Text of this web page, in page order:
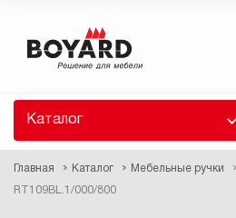
Каталог
Главная Каталог Мебельные ручки
RT109BL.1/000/800
Восстановление пароля
высланы вам по E-Mail.
ссылку для восстановления